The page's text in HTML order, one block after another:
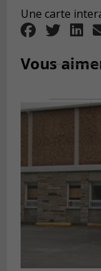
Une carte
Vous